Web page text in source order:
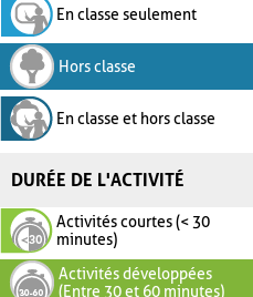
En classe seulement
Hors classe
En classe et hors classe
DURÉE DE L'ACTIVITÉ
Activités courtes (< 30
minutes)
Activités développées
(Entre 30 et 60 minutes)